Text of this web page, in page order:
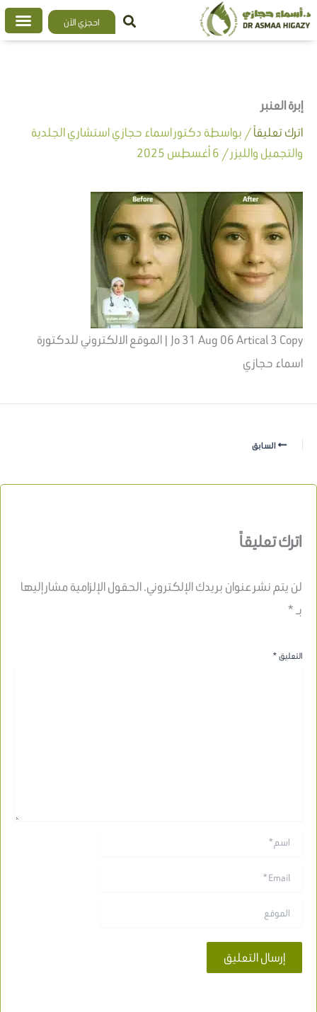
تخطي
إلى
احجزي الآن
إبرة العنبر
اترك تعليقاً/ بواسطة دكتور اسماء حجازي استشاري الجلدية
والتجميل والليزر/ 6 أغسطس 2025
Jo 31 Aug 06 Artical 3 Copy | الموقع الالكتروني للدكتورة
اسماء حجازي
السابق
اترك تعليقاً
لن يتم نشر عنوان بريدك الإلكتروني.الحقول الإلزامية مشار إليها
بـ*
التعليق*